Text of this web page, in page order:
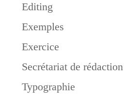
Editing
Exemples
Exercice
Secrétariat de rédaction
Typographie